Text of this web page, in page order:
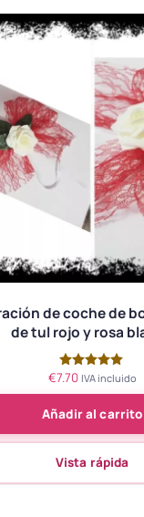
de coche de
de tul rojo y rosa
Valorado
de 5
€7.70 IVA incluido
Añadir al carrito
Vista rápida